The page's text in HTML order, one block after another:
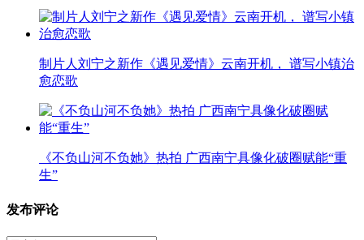
制片人刘宁之新作《遇见爱情》云南开机， 谱写小镇治
愈恋歌
《不负山河不负她》热拍 广西南宁具像化破圈赋能“重
生”
发布评论